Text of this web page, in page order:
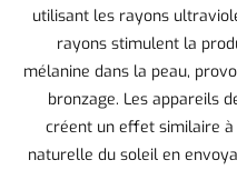
utilisant les rayons
rayons stimulent la
mélanine dans la peau,
bronzage. Les appareils
créent un effet similaire
naturelle du soleil en